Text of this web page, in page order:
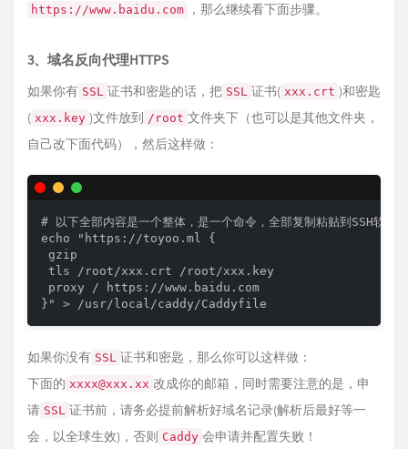
https://www.baidu.com ，那么继续看下面步骤。
3、域名反向代理HTTPS
如果你有 SSL 证书和密匙的话，把 SSL 证书( xxx.crt )和密匙
( xxx.key )文件放到 /root 文件夹下（也可以是其他文件夹，
自己改下面代码），然后这样做：
# 以下全部内容是一个整体，是一个命令，全部复制粘贴到SSH软件
echo "https://toyoo.ml {
gzip
tls /root/xxx.crt /root/xxx.key
proxy / https://www.baidu.com
如果你没有 SSL 证书和密匙，那么你可以这样做：
下面的 xxxx@xxx.xx 改成你的邮箱，同时需要注意的是，申
请 SSL 证书前，请务必提前解析好域名记录(解析后最好等一
会，以全球生效)，否则 Caddy 会申请并配置失败！